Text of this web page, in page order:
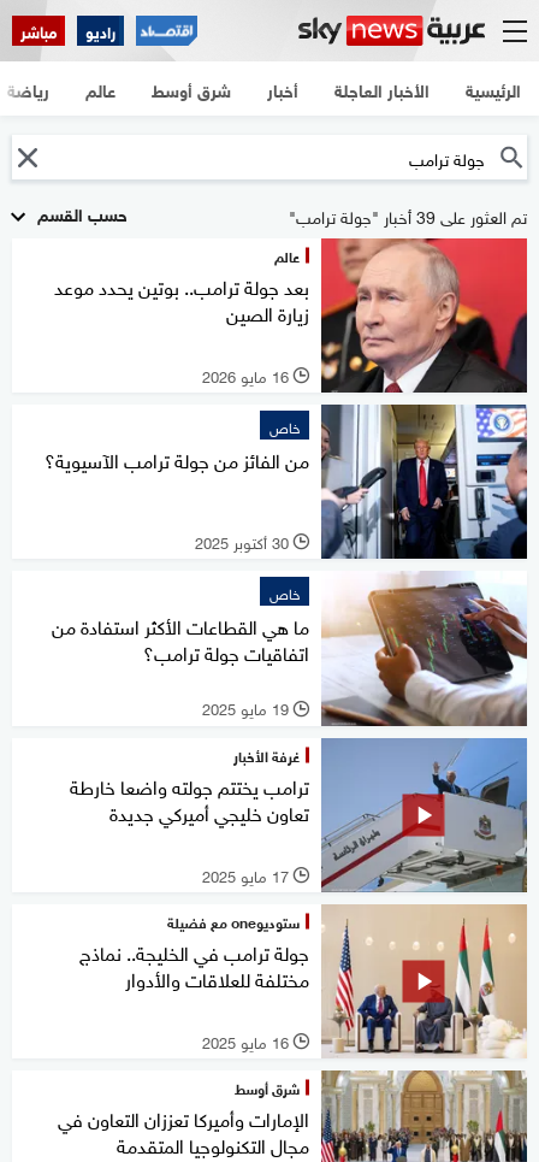
راديو مباشر
الرئيسية الأخبار العاجلة أخبار شرق أوسط عالم رياضة
حسب القسم تم العثور على 39 أخبار "جولة ترامب"
عالم
بعد جولة ترامب.. بوتين يحدد موعد
زيارة الصين
l 16 مايو 2026
خاص
من الفائز من جولة ترامب الآسيوية؟
l 30 أكتوبر 2025
خاص
ما هي القطاعات الأكثر استفادة من
اتفاقيات جولة ترامب؟
l 19 مايو 2025
غرفة الأخبار
ترامب يختتم جولته واضعا خارطة
تعاون خليجي أميركي جديدة
l 17 مايو 2025
ستوديوone مع فضيلة
جولة ترامب في الخليجة.. نماذج
مختلفة للعلاقات والأدوار
l 16 مايو 2025
شرق أوسط
الإمارات وأميركا تعززان التعاون في
مجال التكنولوجيا المتقدمة